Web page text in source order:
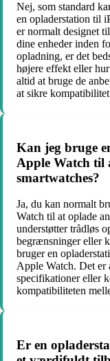
Nej, som standard
en opladerstation til
er normalt designet
dine enheder inden
opladning, er det
højere effekt eller
altid at bruge de
at sikre
Kan jeg bruge
Apple Watch til
smartwatches?
Ja, du kan normalt
Watch til at oplade
understøtter trådløs
begrænsninger eller
bruger en
Apple Watch. Det er
specifikationer eller
kompatibiliteten
Er en